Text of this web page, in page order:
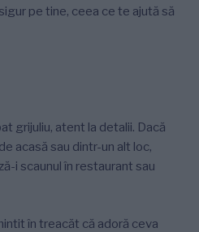
pe tine, ceea ce te ajută să
grijuliu, atent la detalii. Dacă
acasă sau dintr-un alt loc,
i scaunul în restaurant sau
în treacăt că adoră ceva